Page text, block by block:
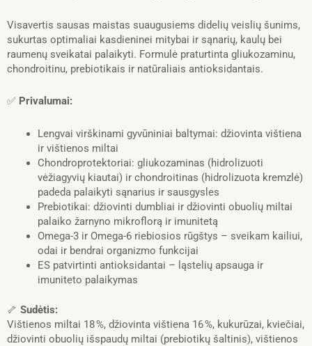
veislių
šunims,
15 kg
Visavertis sausas maistas suaugusiems didelių veislių šunims,
sukurtas optimaliai kasdieninei mitybai ir sąnarių, kaulų bei
raumenų sveikatai palaikyti. Formulė praturtinta gliukozaminu,
chondroitinu, prebiotikais ir natūraliais antioksidantais.
✅ Privalumai:
Lengvai virškinami gyvūniniai baltymai: džiovinta vištiena
ir vištienos miltai
Chondroprotektoriai: gliukozaminas (hidrolizuoti
vėžiagyvių kiautai) ir chondroitinas (hidrolizuota kremzlė)
padeda palaikyti sąnarius ir sausgysles
Prebiotikai: džiovinti dumbliai ir džiovinti obuolių miltai
palaiko žarnyno mikroflorą ir imunitetą
Omega-3 ir Omega-6 riebiosios rūgštys – sveikam kailiui,
odai ir bendrai organizmo funkcijai
ES patvirtinti antioksidantai – ląstelių apsauga ir
imuniteto palaikymas
🦴 Sudėtis:
Vištienos miltai 18 %, džiovinta vištiena 16 %, kukurūzai, kviečiai,
džiovinti obuolių išspaudų miltai (prebiotikų šaltinis), vištienos